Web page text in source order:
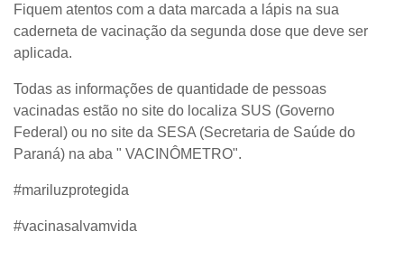
Fiquem atentos com a data marcada a lápis na sua
caderneta de vacinação da segunda dose que deve ser
aplicada.
Todas as informações de quantidade de pessoas
vacinadas estão no site do localiza SUS (Governo
Federal) ou no site da SESA (Secretaria de Saúde do
Paraná) na aba " VACINÔMETRO".
#mariluzprotegida
#vacinasalvamvida